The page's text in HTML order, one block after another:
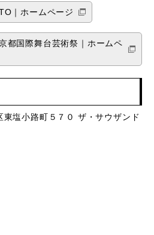
｜ホームページ
都国際舞台芸術祭 ｜ホームペ
東塩小路町５７０ ザ・サウザンド